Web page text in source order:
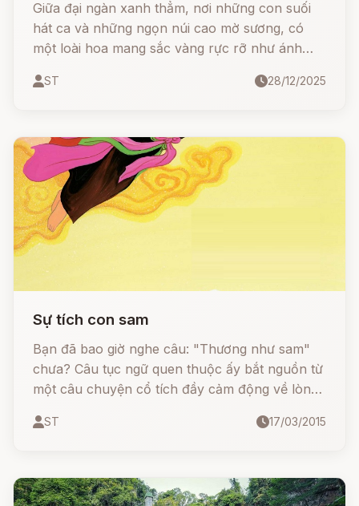
Giữa đại ngàn xanh thẳm, nơi những con suối
hát ca và những ngọn núi cao mờ sương, có
một loài hoa mang sắc vàng rực rỡ như ánh
tượng trưng cho tình yêu mãnh liệt và sự thủy
ST 28/12/2025
Sự tích con sam
Bạn đã bao giờ nghe câu: "Thương như sam"
chưa? Câu tục ngữ quen thuộc ấy bắt nguồn từ
một câu chuyện cổ tích đầy cảm động về lòng
qua biển cả.
ST 17/03/2015